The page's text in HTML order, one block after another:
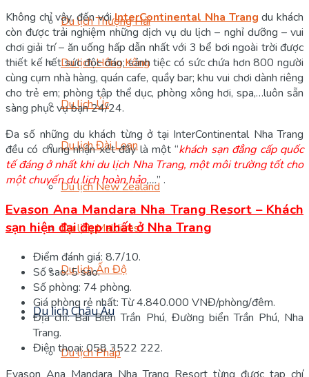
Du lịch Thượng Hải
Du lịch Hồng Kông
Du lịch Úc
Du lịch Đài Loan
Du lịch New Zealand
Du lịch Maldives
Du lịch Ấn Độ
Du lịch Châu Âu
Du lịch Pháp
Không chỉ vậy, đến vớiInterContinental Nha Trang du khách
còn được trải nghiệm những dịch vụ du lịch – nghỉ dưỡng – vui
chơi giải trí – ăn uống hấp dẫn nhất với 3 bể bơi ngoài trời được
thiết kế hết sức độc đáo; sảnh tiệc có sức chứa hơn 800 người
cùng cụm nhà hàng, quán cafe, quầy bar; khu vui chơi dành riêng
cho trẻ em; phòng tập thể dục, phòng xông hơi, spa,…luôn sẵn
sàng phục vụ bạn 24/24.
Đa số những du khách từng ở tại InterContinental Nha Trang
đều có chung nhận xét đây là một “khách sạn đẳng cấp quốc
tế đáng ở nhất khi du lịch Nha Trang, một môi trường tốt cho
một chuyến du lịch hoàn hảo,…” .
Evason Ana Mandara Nha Trang Resort – Khách
sạn hiện đại đẹp nhất ở Nha Trang
Điểm đánh giá: 8.7/10.
Số sao: 5 sao.
Số phòng: 74 phòng.
Giá phòng rẻ nhất: Từ 4.840.000 VNĐ/phòng/đêm.
Địa chỉ: Bãi Biển Trần Phú, Đường biển Trần Phú, Nha
Trang.
Điện thoại: 058 3522 222.
Evason Ana Mandara Nha Trang Resort từng được tạp chí